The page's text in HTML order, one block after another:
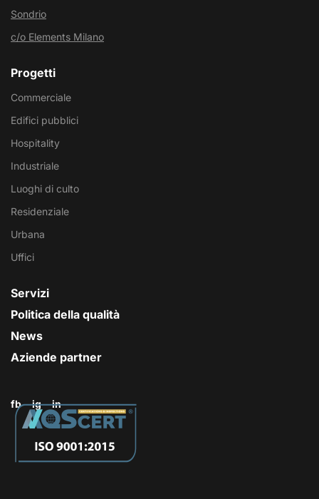
Sondrio
c/o Elements Milano
Progetti
Commerciale
Edifici pubblici
Hospitality
Industriale
Luoghi di culto
Residenziale
Urbana
Uffici
Servizi
Politica della qualità
News
Aziende partner
fb ig in